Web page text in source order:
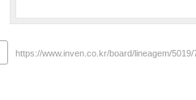
https://www.inven.co.kr/board/lineagem/5019/